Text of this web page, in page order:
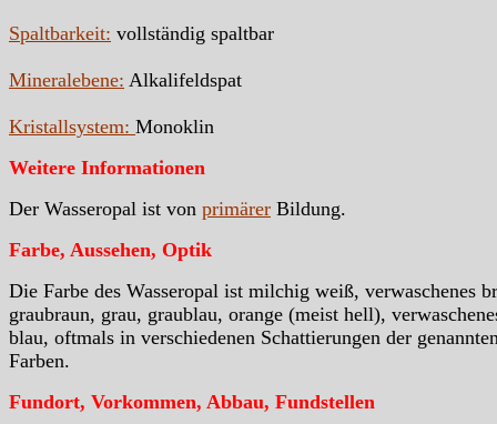
Spaltbarkeit: vollständig spaltbar
Mineralebene: Alkalifeldspat
Kristallsystem: Monoklin
Weitere Informationen
Der Wasseropal ist von primärer Bildung.
Farbe, Aussehen, Optik
Die Farbe des Wasseropal ist milchig weiß, verwaschenes
graubraun, grau, graublau, orange (meist hell),
blau, oftmals in verschiedenen Schattierungen der
Farben.
Fundort, Vorkommen, Abbau, Fundstellen